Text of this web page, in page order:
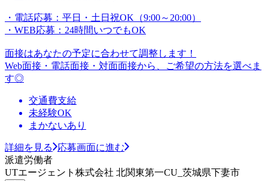
・電話応募：平日・土日祝OK（9:00～20:00）
・WEB応募：24時間いつでもOK
面接はあなたの予定に合わせて調整します！
Web面接・電話面接・対面面接から、ご希望の方法を選べま
す◎
交通費支給
未経験OK
まかないあり
詳細を見る
応募画面に進む
派遣労働者
UTエージェント株式会社 北関東第一CU_茨城県下妻市